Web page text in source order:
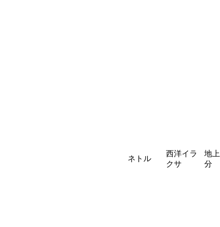
ネトル
西洋イラ
クサ
地
分